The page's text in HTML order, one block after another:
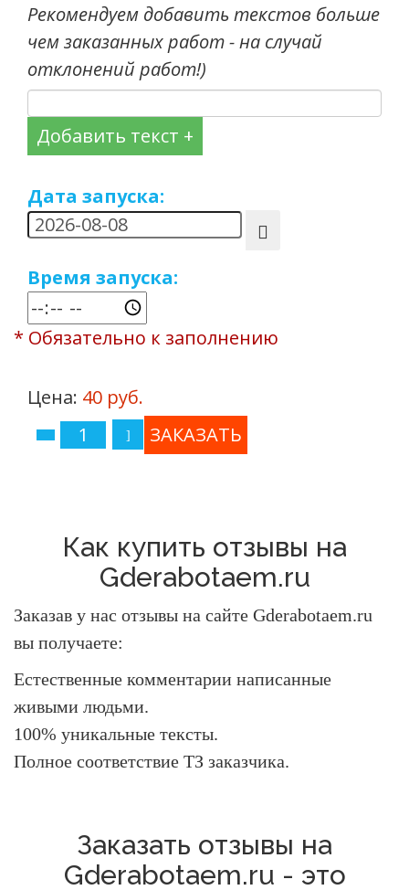
Рекомендуем добавить текстов больше
чем заказанных работ - на случай
отклонений работ!)
Добавить текст +
Дата запуска:
Время запуска:
* Обязательно к заполнению
Цена: 40 руб.
Как купить отзывы на
Gderabotaem.ru
Заказав у нас отзывы на сайте Gderabotaem.ru
вы получаете:
Естественные комментарии написанные
живыми людьми.
100% уникальные тексты.
Полное соответствие ТЗ заказчика.
Заказать отзывы на
Gderabotaem.ru - это